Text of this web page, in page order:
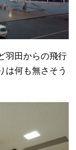
羽田からの飛行
は何も無さそう